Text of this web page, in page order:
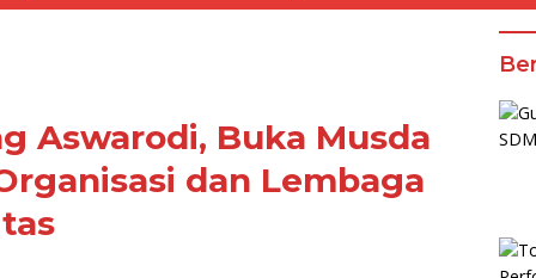
Aswarodi, Buka Musda
dan Lembaga